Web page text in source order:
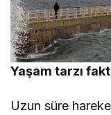
Yaşam tarzı
Uzun süre